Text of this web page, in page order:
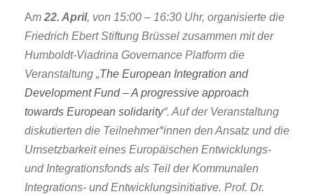
Am 22. April, von 15:00 – 16:30 Uhr, organisierte die
Friedrich Ebert Stiftung Brüssel zusammen mit der
Humboldt-Viadrina Governance Platform die
Veranstaltung „The European Integration and
Development Fund – A progressive approach
towards European solidarity“. Auf der Veranstaltung
diskutierten die Teilnehmer*innen den Ansatz und die
Umsetzbarkeit eines Europäischen Entwicklungs-
und Integrationsfonds als Teil der Kommunalen
Integrations- und Entwicklungsinitiative. Prof. Dr.